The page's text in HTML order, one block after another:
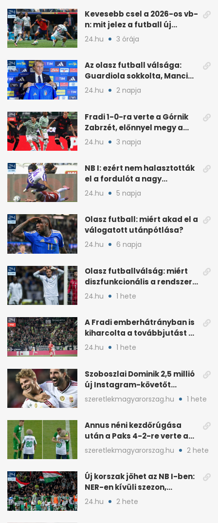
Kevesebb csel a 2026-os vb-
n: mit jelez a futball új
trendje?
24.hu 3 órája
Az olasz futball válsága:
Guardiola sokkolta, Mancini
visszatérése vitát szült
24.hu 2 napja
Fradi 1-0-ra verte a Górnik
Zabrzét, előnnyel megy a
visszavágóra
24.hu 3 napja
NB I: ezért nem halasztották
el a fordulót a nagy
kánikulában
24.hu 5 napja
Olasz futball: miért akad el a
válogatott utánpótlása?
24.hu 6 napja
Olasz futballválság: miért
diszfunkcionális a rendszer?
1. rész
24.hu 1 hete
A Fradi emberhátrányban is
kiharcolta a továbbjutást a
Twente ellen
24.hu 1 hete
Szoboszlai Dominik 2,5 millió
új Instagram-követőt
szerzett egy év alatt
szeretlekmagyarorszag.hu 1 hete
Annus néni kezdőrúgása
után a Paks 4-2-re verte a
Fradit
szeretlekmagyarorszag.hu 2 hete
Új korszak jöhet az NB I-ben:
NER-en kívüli szezon,
visszatér az osztályozó
24.hu 2 hete